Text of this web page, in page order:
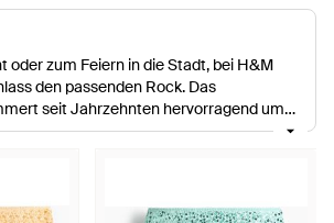
oder zum Feiern in die Stadt, bei H&M
den passenden Rock. Das
seit Jahrzehnten hervorragend um
modernen Frau. H&M versteht, wie
es Trendiges, Modernes und Cooles. Ob